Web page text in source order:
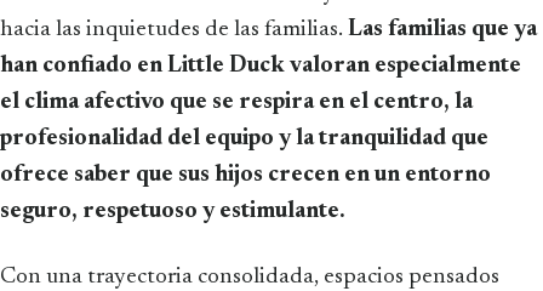
hacia las inquietudes de las familias. Las familias que ya
han confiado en Little Duck valoran especialmente
el clima afectivo que se respira en el centro, la
profesionalidad del equipo y la tranquilidad que
ofrece saber que sus hijos crecen en un entorno
seguro, respetuoso y estimulante.
Con una trayectoria consolidada, espacios pensados